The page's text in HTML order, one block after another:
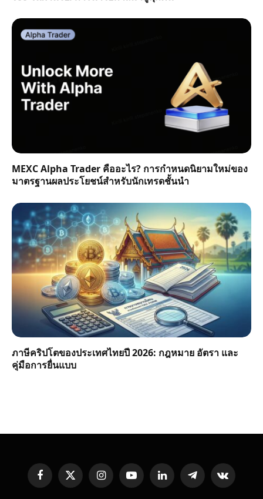
MEXC Alpha Trader คืออะไร? การกำหนดนิยามใหม่ของ
มาตรฐานผลประโยชน์สำหรับนักเทรดชั้นนำ
ภาษีคริปโตของประเทศไทยปี 2026: กฎหมาย อัตรา และ
คู่มือการยื่นแบบ
FacebookX
(Twitter)
InstagramYouTubeLinkedInTelegramVKontakte